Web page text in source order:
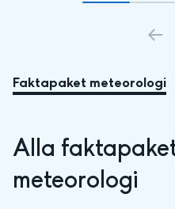
Gå till bildkort
Gå
Faktapaket meteorologi
Alla
meteorologi